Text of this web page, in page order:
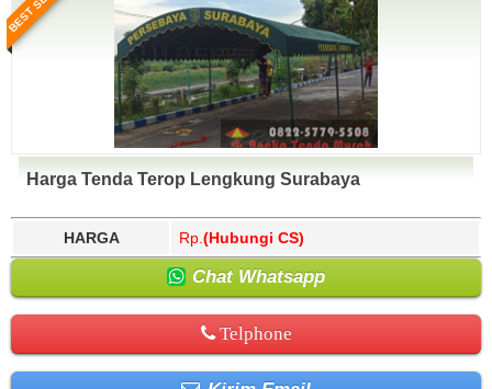
Harga Tenda Terop Lengkung Surabaya
HARGA Rp. (Hubungi CS)
Chat Whatsapp
Telphone